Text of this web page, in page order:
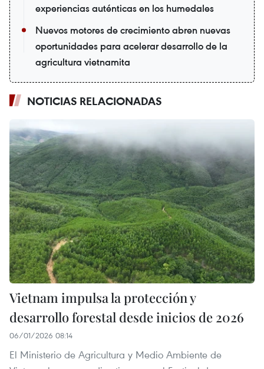
experiencias auténticas en los humedales
Nuevos motores de crecimiento abren nuevas
oportunidades para acelerar desarrollo de la
agricultura vietnamita
NOTICIAS RELACIONADAS
Vietnam impulsa la protección y
desarrollo forestal desde inicios de 2026
06/01/2026 08:14
El Ministerio de Agricultura y Medio Ambiente de